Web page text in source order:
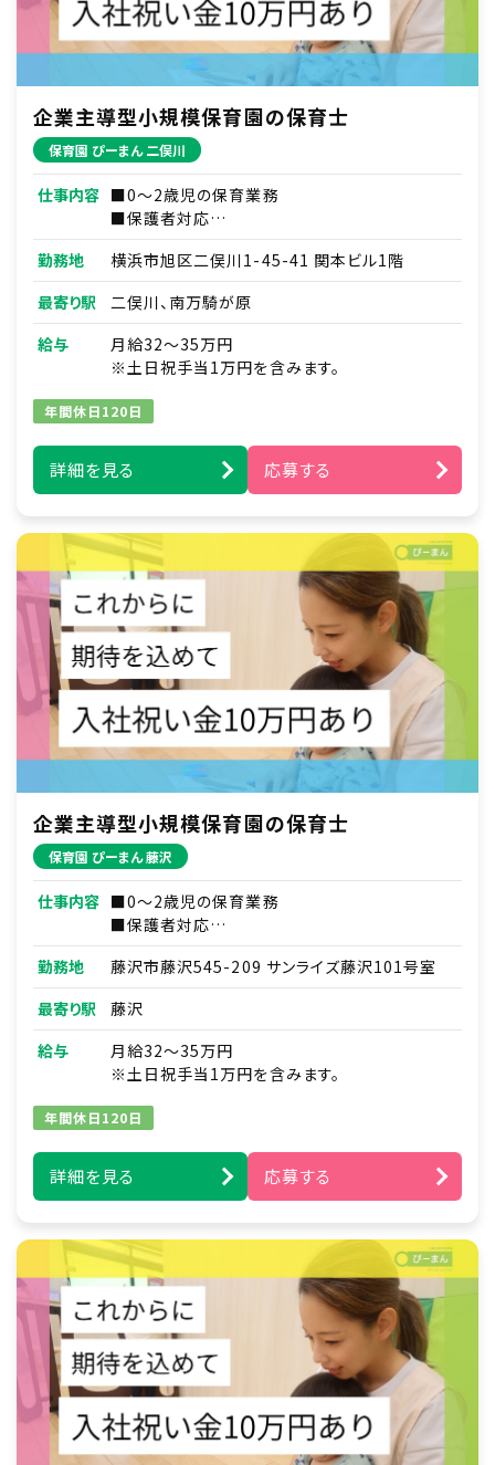
企業主導型小規模保育園の保育士
保育園 ぴーまん 二俣川
仕事内容 ■0～2歳児の保育業務
■保護者対応
■連絡帳・記録業務
※ICTシステムを使用
■各種研修参加
■見学対応
■調理補助
■ほか付随する業務
勤務地
横浜市旭区二俣川1-45-41 関本ビル1階
最寄り駅
二俣川、南万騎が原
給与
月給32～35万円
※土日祝手当1万円を含みます。
年間休日120日
詳細を見る 応募する
企業主導型小規模保育園の保育士
保育園 ぴーまん 藤沢
仕事内容 ■0～2歳児の保育業務
■保護者対応
■連絡帳・記録業務
※ICTシステムを使用
■各種研修参加
■見学対応
■調理補助
■ほか付随する業務
勤務地
藤沢市藤沢545-209 サンライズ藤沢101号室
最寄り駅
藤沢
給与
月給32～35万円
※土日祝手当1万円を含みます。
年間休日120日
詳細を見る 応募する